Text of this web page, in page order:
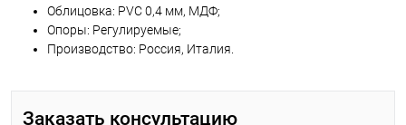
Облицовка: PVC 0,4 мм, МДФ;
Опоры: Регулируемые;
Производство: Россия, Италия.
Заказать консультацию